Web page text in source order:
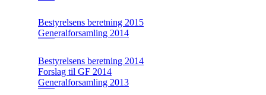
Bestyrelsens beretning 2015
Generalforsamling 2014
Bestyrelsens beretning 2014
Forslag til GF 2014
Generalforsamling 2013